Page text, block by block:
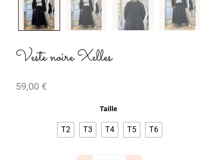
Veste noire Xelles
59,00 €
Taille
T2 T3 T4 T5 T6